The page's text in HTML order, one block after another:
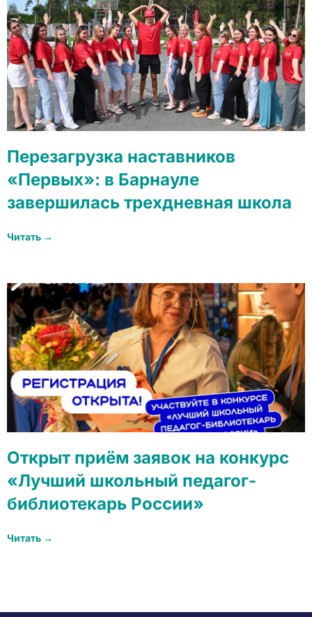
Перезагрузка наставников
«Первых»: в Барнауле
завершилась трехдневная школа
Читать →
Открыт приём заявок на конкурс
«Лучший школьный педагог-
библиотекарь России»
Читать →